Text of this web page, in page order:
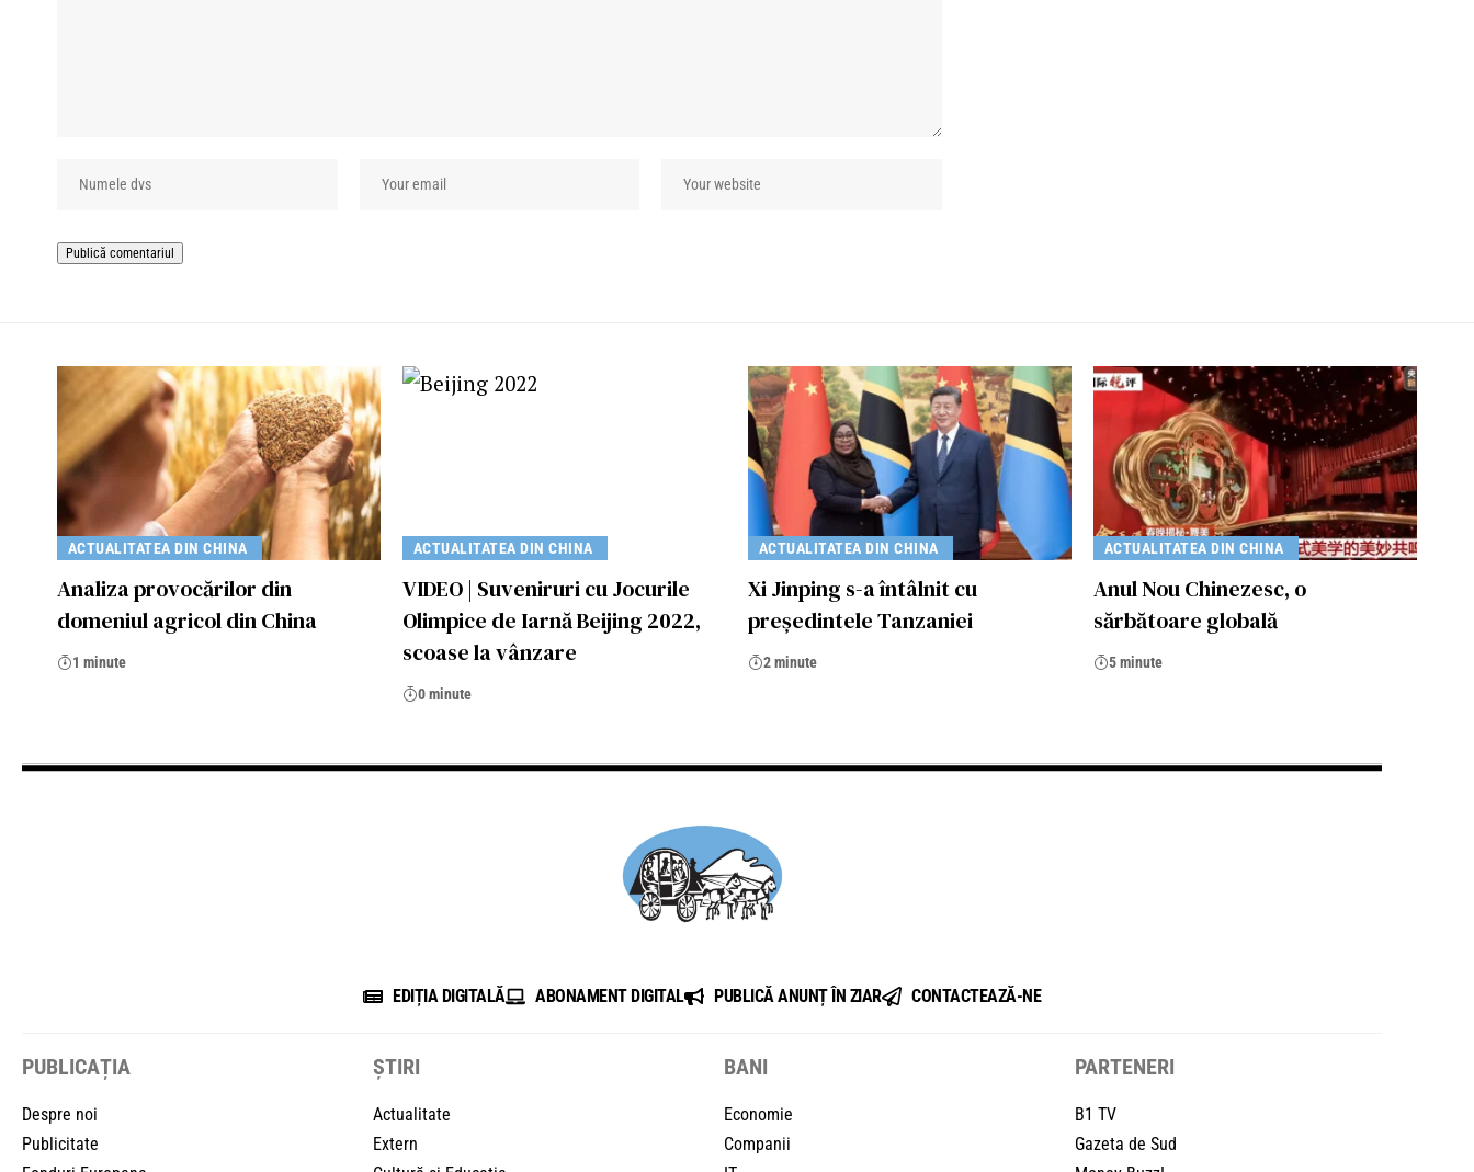
ACTUALITATEA DIN CHINA
Analiza provocărilor din
domeniul agricol din China
1 minute
ACTUALITATEA DIN CHINA
VIDEO | Suveniruri cu Jocurile
Olimpice de Iarnă Beijing 2022,
scoase la vânzare
0 minute
ACTUALITATEA DIN CHINA
Xi Jinping s-a întâlnit cu
președintele Tanzaniei
2 minute
ACTUALITATEA DIN CHINA
Anul Nou Chinezesc, o
sărbătoare globală
5 minute
EDIȚIA DIGITALĂ ABONAMENT DIGITAL PUBLICĂ ANUNȚ ÎN ZIAR CONTACTEAZĂ-NE
PUBLICAȚIA
Despre noi
Publicitate
ȘTIRI
Actualitate
Extern
BANI
Economie
Companii
PARTENERI
B1 TV
Gazeta de Sud